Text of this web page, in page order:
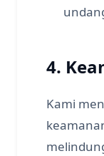
4.
Kami